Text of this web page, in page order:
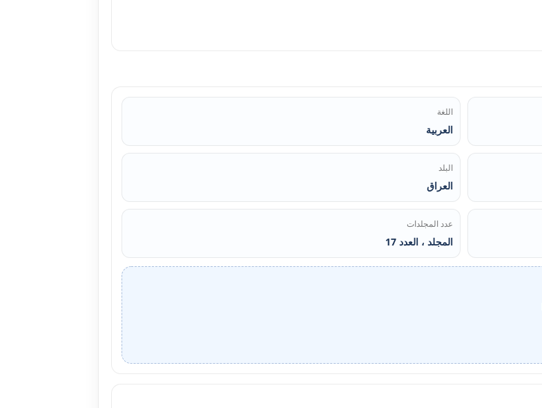
اللغة
العربية
البلد
العراق
عدد المجلدات
المجلد ، العدد 17